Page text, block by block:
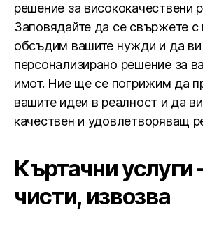
решение за висококачествени
Заповядайте да се свържете с
обсъдим вашите нужди и да
персонализирано решение за
имот. Ние ще се погрижим да
вашите идеи в реалност и да
качествен и удовлетворяващ
Къртачни услуги
чисти, извозва